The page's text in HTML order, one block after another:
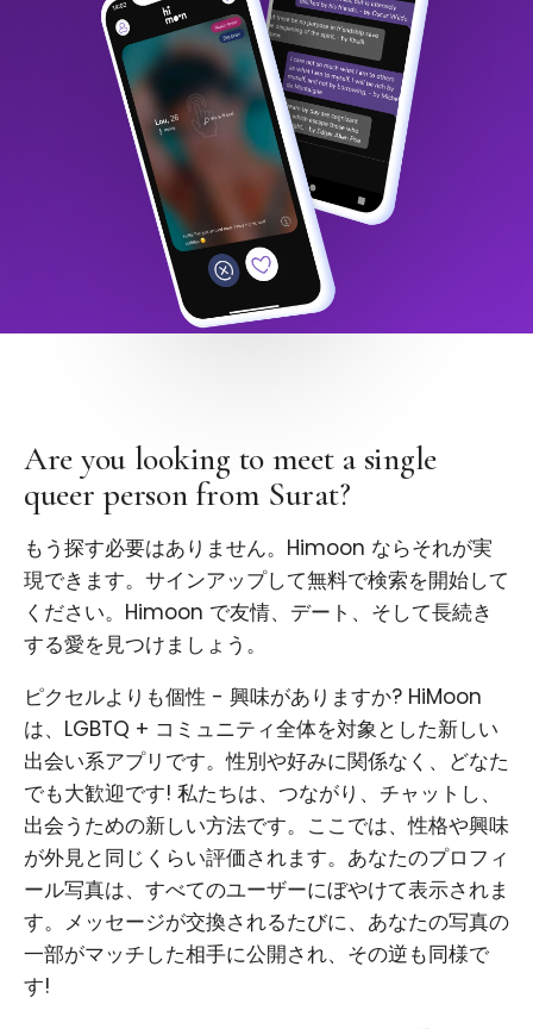
Are you looking to meet a single
queer person from Surat?
もう探す必要はありません。Himoon ならそれが実
現できます。サインアップして無料で検索を開始して
ください。Himoon で友情、デート、そして長続き
する愛を見つけましょう。
ピクセルよりも個性 - 興味がありますか? HiMoon
は、LGBTQ + コミュニティ全体を対象とした新しい
出会い系アプリです。性別や好みに関係なく、どなた
でも大歓迎です! 私たちは、つながり、チャットし、
出会うための新しい方法です。ここでは、性格や興味
が外見と同じくらい評価されます。あなたのプロフィ
ール写真は、すべてのユーザーにぼやけて表示されま
す。メッセージが交換されるたびに、あなたの写真の
一部がマッチした相手に公開され、その逆も同様で
す!